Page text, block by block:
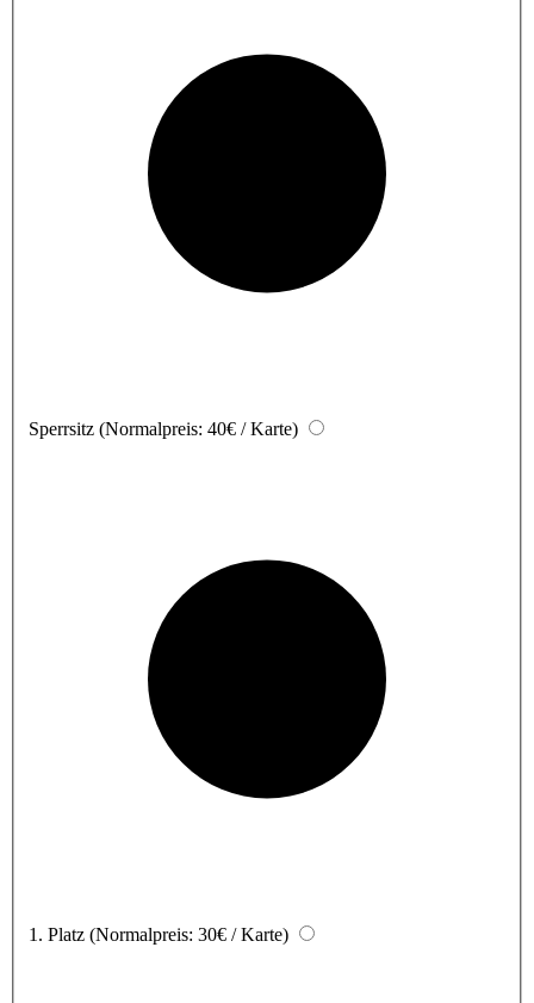
Sperrsitz (Normalpreis: 40€ / Karte)
1. Platz (Normalpreis: 30€ / Karte)